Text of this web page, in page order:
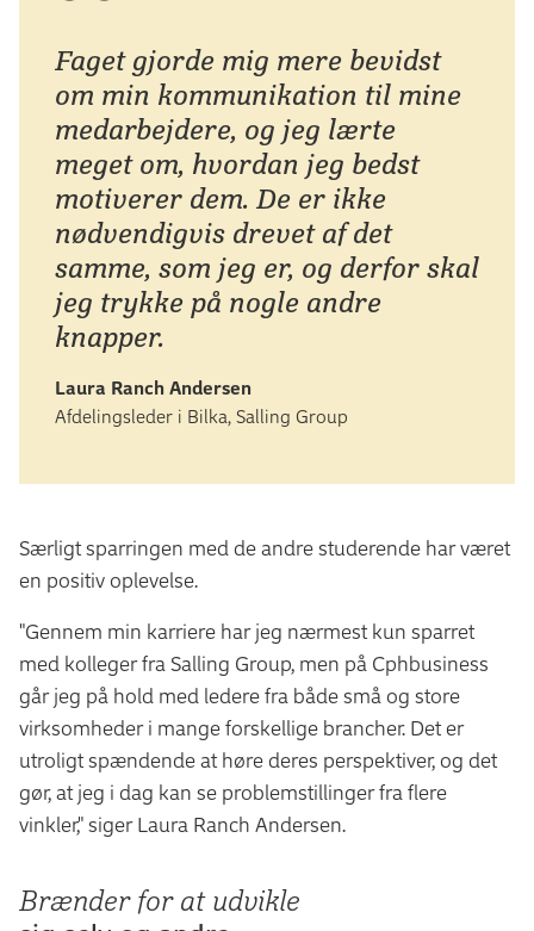
Faget gjorde mig mere bevidst
om min kommunikation til mine
medarbejdere, og jeg lærte
meget om, hvordan jeg bedst
motiverer dem. De er ikke
nødvendigvis drevet af det
samme, som jeg er, og derfor skal
jeg trykke på nogle andre
knapper.
Laura Ranch Andersen
Afdelingsleder i Bilka, Salling Group
Særligt sparringen med de andre studerende har været
en positiv oplevelse.
"Gennem min karriere har jeg nærmest kun sparret
med kolleger fra Salling Group, men på Cphbusiness
går jeg på hold med ledere fra både små og store
virksomheder i mange forskellige brancher. Det er
utroligt spændende at høre deres perspektiver, og det
gør, at jeg i dag kan se problemstillinger fra flere
vinkler," siger Laura Ranch Andersen.
Brænder for at udvikle